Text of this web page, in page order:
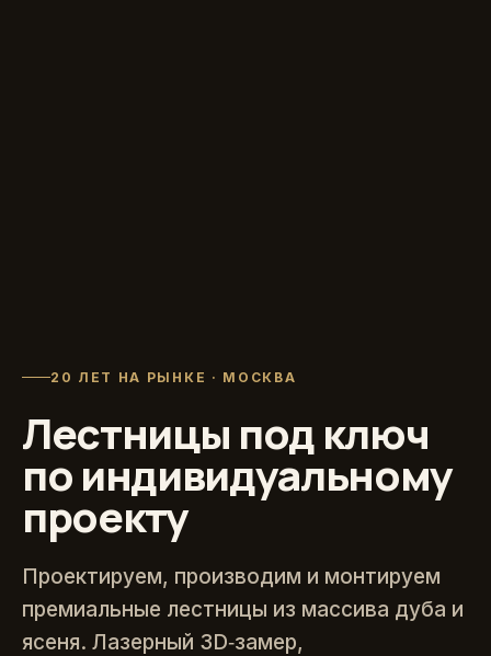
20 ЛЕТ НА РЫНКЕ · МОСКВА
Лестницы под ключ
по индивидуальному
проекту
Проектируем, производим и монтируем
премиальные лестницы из массива дуба и
ясеня. Лазерный 3D‑замер,